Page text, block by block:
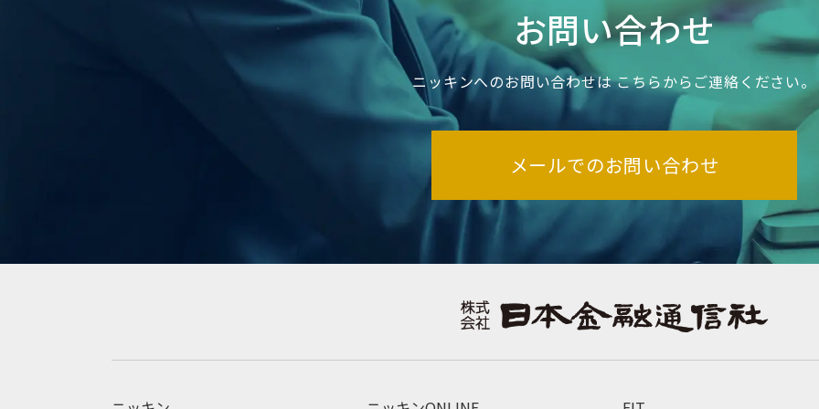
お問い合わせ
ニッキンへのお問い合わせはこちらからご連絡ください。
メールでのお問い合わせ